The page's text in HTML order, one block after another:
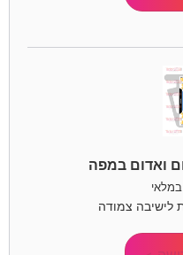
ואדום במפה
לישיבה צמודה